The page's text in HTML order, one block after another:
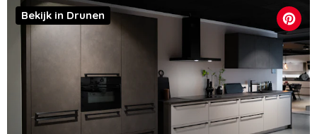
Bekijk in Drunen